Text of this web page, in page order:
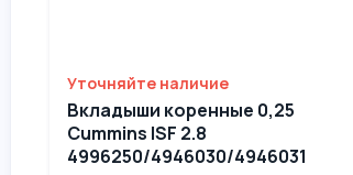
Уточняйте наличие
Вкладыши коренные 0,25
Cummins ISF 2.8
4996250/4946030/4946031